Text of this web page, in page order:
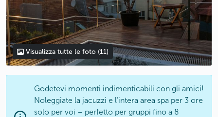
Visualizza tutte le foto (11)
Godetevi momenti indimenticabili con gli amici!
Noleggiate la jacuzzi e l’intera area spa per 3 ore
solo per voi – perfetto per gruppi fino a 8